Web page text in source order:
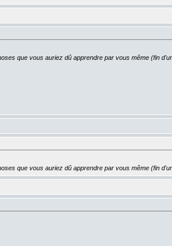
que vous auriez dû apprendre par vous même (fin
que vous auriez dû apprendre par vous même (fin